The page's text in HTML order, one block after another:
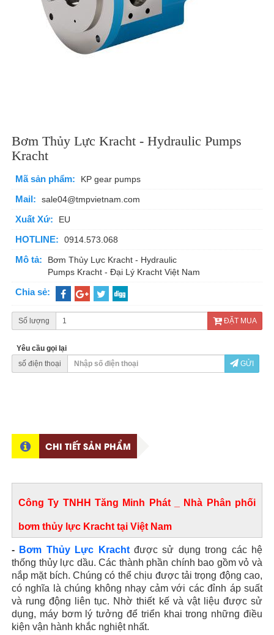
Bơm Thủy Lực Kracht - Hydraulic Pumps
Kracht
Mã sản phẩm: KP gear pumps
Mail: sale04@tmpvietnam.com
Xuất Xứ: EU
HOTLINE: 0914.573.068
Mô tả:
Bơm Thủy Lực Kracht - Hydraulic
Pumps Kracht - Đại Lý Kracht Việt Nam
Chia sẻ:
Số lượng ĐẶT MUA
Yêu cầu gọi lại
số điện thoại
GỬI
CHI TIẾT SẢN PHẨM
Công Ty TNHH Tăng Minh Phát _ Nhà Phân phối
bơm thủy lực Kracht tại Việt Nam
- Bơm Thủy Lực Kracht được sử dụng trong các hệ
thống thủy lực dầu. Các thành phần chính bao gồm vỏ và
nắp mặt bích. Chúng có thể chịu được tải trọng động cao,
có nghĩa là chúng không nhạy cảm với các đỉnh áp suất
và rung động liên tục. Nhờ thiết kế và vật liệu được sử
dụng, máy bơm lý tưởng để triển khai trong những điều
kiện vận hành khắc nghiệt nhất.